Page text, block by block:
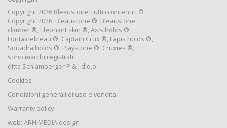
Copyright 2026 Bleaustone Tutti i contenuti ©
Copyright 2026: Bleaustone ®, Bleaustone
climber ®, Elephant skin ®, Axis holds ®
Fontainebleau ®, Captain Crux ®, Lapis holds ®,
Squadra holds ®, Playstone ®, Cruxies ®,
sono marchi registrati
ditta Schlamberger P & J d.o.o.
Cookies
Condizioni generali di uso e vendita
Warranty policy
web: ARHIMEDIA design